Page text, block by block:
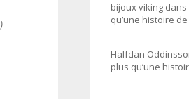
bijoux viking dans
qu’une histoire
Halfdan
plus qu’une